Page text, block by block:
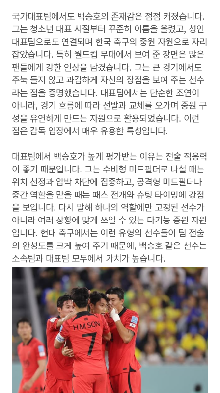
국가대표팀에서도 백승호의 존재감은 점점 커졌습니다.
그는 청소년 대표 시절부터 꾸준히 이름을 올렸고, 성인
대표팀으로도 연결되며 한국 축구의 중원 자원으로 자리
잡았습니다. 특히 월드컵 무대에서 보여 준 장면은 많은
팬들에게 강한 인상을 남겼습니다. 그는 큰 경기에서도
주눅 들지 않고 과감하게 자신의 장점을 보여 주는 선수
라는 점을 증명했습니다. 대표팀에서는 단순한 조연이
아니라, 경기 흐름에 따라 선발과 교체를 오가며 중원 구
성을 유연하게 만드는 자원으로 활용되었습니다. 이런
점은 감독 입장에서 매우 유용한 특성입니다.
대표팀에서 백승호가 높게 평가받는 이유는 전술 적응력
이 좋기 때문입니다. 그는 수비형 미드필더로 나설 때는
위치 선정과 압박 차단에 집중하고, 공격형 미드필더나
중간 역할을 맡을 때는 패스 전개와 슈팅 타이밍에 강점
을 보입니다. 다시 말해 하나의 역할에만 고정된 선수가
아니라 여러 상황에 맞게 쓰일 수 있는 다기능 중원 자원
입니다. 현대 축구에서는 이런 유형의 선수들이 팀 전술
의 완성도를 크게 높여 주기 때문에, 백승호 같은 선수는
소속팀과 대표팀 모두에서 가치가 높습니다.